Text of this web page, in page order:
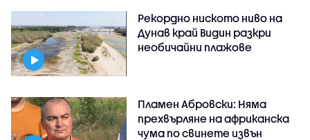
Рекордно ниското ниво на
Дунав край Видин разкри
необичайни плажове
Пламен Абровски: Няма
прехвърляне на африканска
чума по свинете извън